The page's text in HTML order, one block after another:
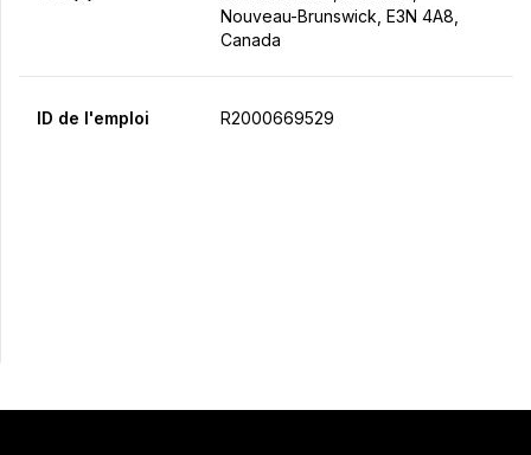
Nouveau-Brunswick, E3N 4A8,
Canada
ID de l'emploi R2000669529